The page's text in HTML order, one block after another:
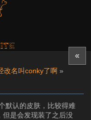
«
改名叫conky了啊 »
默认的皮肤，比较得难
是会发现装了之后没